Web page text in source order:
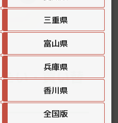
い・買い替
三重県
富山県
兵庫県
香川県
全国版